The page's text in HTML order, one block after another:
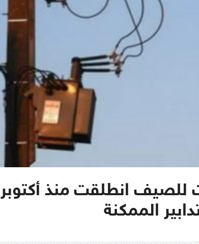
للصيف انطلقت منذ أكتوبر